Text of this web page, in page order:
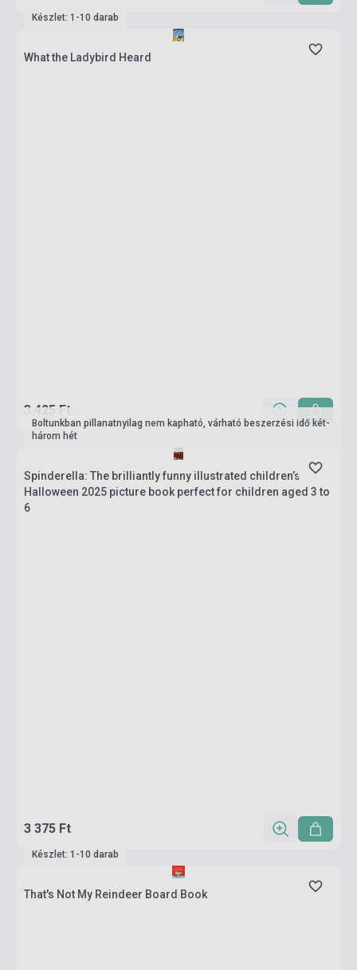
Készlet: 1-10 darab
What the Ladybird Heard
3 425 Ft
Boltunkban pillanatnyilag nem kapható, várható beszerzési idő két-
három hét
Spinderella: The brilliantly funny illustrated children’s
Halloween 2025 picture book perfect for children aged 3 to
6
3 375 Ft
Készlet: 1-10 darab
That's Not My Reindeer Board Book